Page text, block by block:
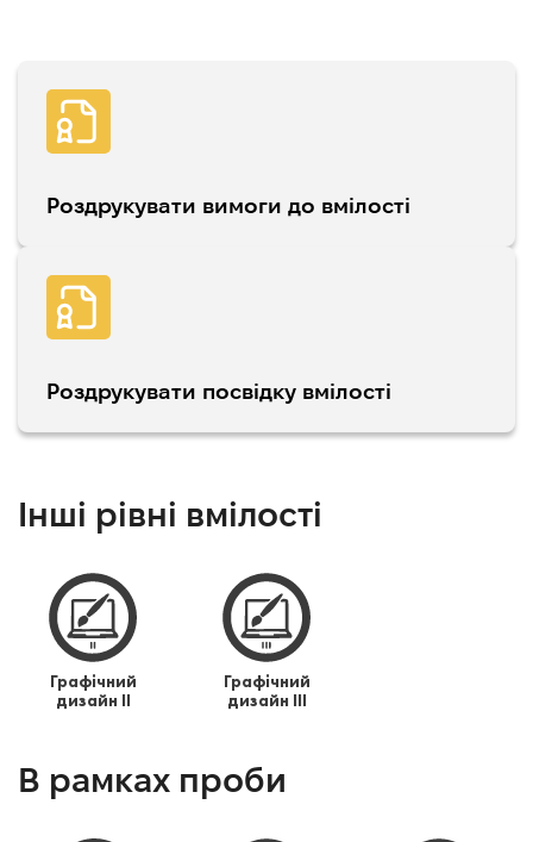
Роздрукувати вимоги до вмілості
Роздрукувати посвідку вмілості
Інші рівні вмілості
Графічний
дизайн IІ
Графічний
дизайн IІІ
В рамках проби